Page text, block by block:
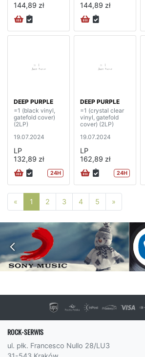
144,89 zł
144,89 zł
DEEP PURPLE
=1 (black vinyl,
gatefold cover)
(2LP)
19.07.2024
LP
132,89 zł
24H
DEEP PURPLE
=1 (crystal clear
vinyl, gatefold
cover) (2LP)
19.07.2024
LP
162,89 zł
24H
« Poprzednia strona
1 2 3 4 5 »
ROCK-SERWIS
ul. płk. Francesco Nullo 28/LU3